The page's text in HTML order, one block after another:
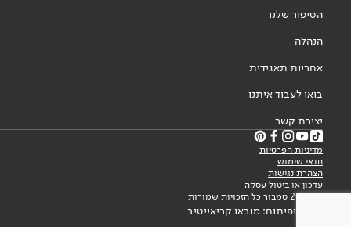
הסיפור שלנו
הנהלה
אחריות תאגידית
בואו לעבוד איתנו
יצירת קשר
מדיניות הפרטיות
תנאי שימוש
הצהרת נגישות
עדכון או ביטול עסקה
© 2026 טמבור כל הזכויות שמורות
עיצוב ופיתוח: מובאו קריאייטיב